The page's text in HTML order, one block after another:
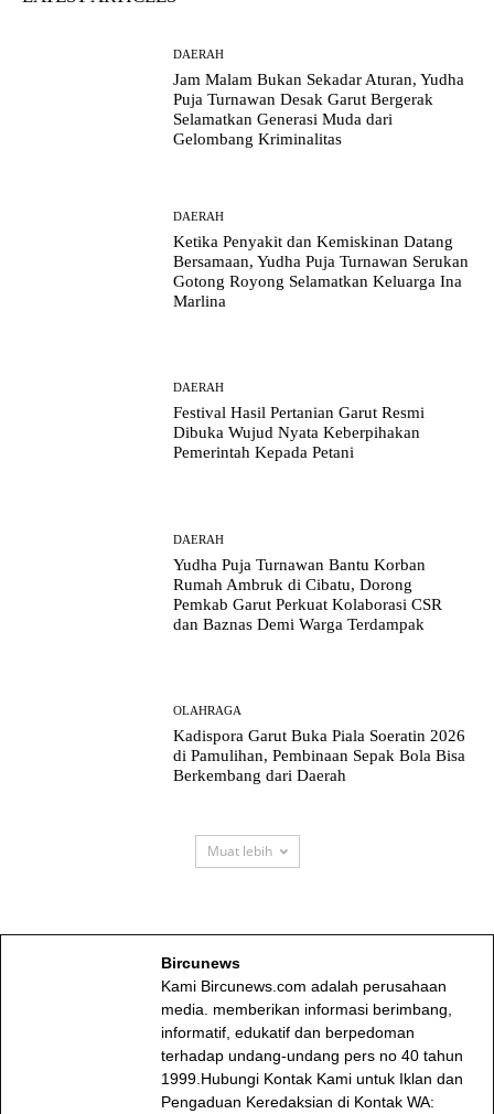
DAERAH
Jam Malam Bukan Sekadar Aturan, Yudha
Puja Turnawan Desak Garut Bergerak
Selamatkan Generasi Muda dari
Gelombang Kriminalitas
DAERAH
Ketika Penyakit dan Kemiskinan Datang
Bersamaan, Yudha Puja Turnawan Serukan
Gotong Royong Selamatkan Keluarga Ina
Marlina
DAERAH
Festival Hasil Pertanian Garut Resmi
Dibuka Wujud Nyata Keberpihakan
Pemerintah Kepada Petani
DAERAH
Yudha Puja Turnawan Bantu Korban
Rumah Ambruk di Cibatu, Dorong
Pemkab Garut Perkuat Kolaborasi CSR
dan Baznas Demi Warga Terdampak
OLAHRAGA
Kadispora Garut Buka Piala Soeratin 2026
di Pamulihan, Pembinaan Sepak Bola Bisa
Berkembang dari Daerah
Muat lebih
Bircunews
Kami Bircunews.com adalah perusahaan
media. memberikan informasi berimbang,
informatif, edukatif dan berpedoman
terhadap undang-undang pers no 40 tahun
1999.Hubungi Kontak Kami untuk Iklan dan
Pengaduan Keredaksian di Kontak WA: